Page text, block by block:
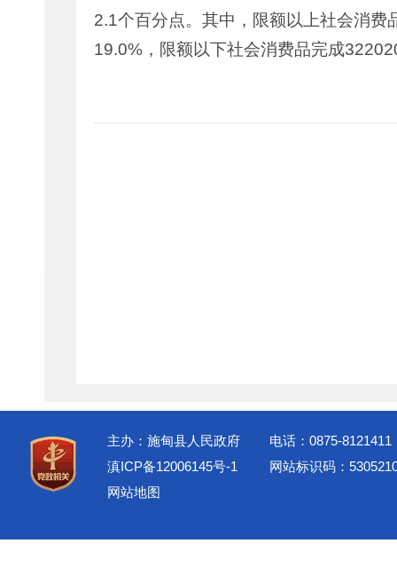
2.1个百分点。其中，限额以上社会消
19.0%，限额以下社会消费品完成
主办：施甸县人民政府
电话：0875-8121411
滇ICP备12006145号-1
网站标识码：
网站地图